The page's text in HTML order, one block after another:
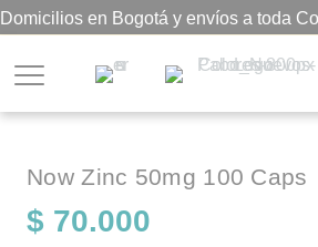
Domicilios en Bogotá y envíos a toda
Now Zinc 50mg 100 Caps
$ 70.000